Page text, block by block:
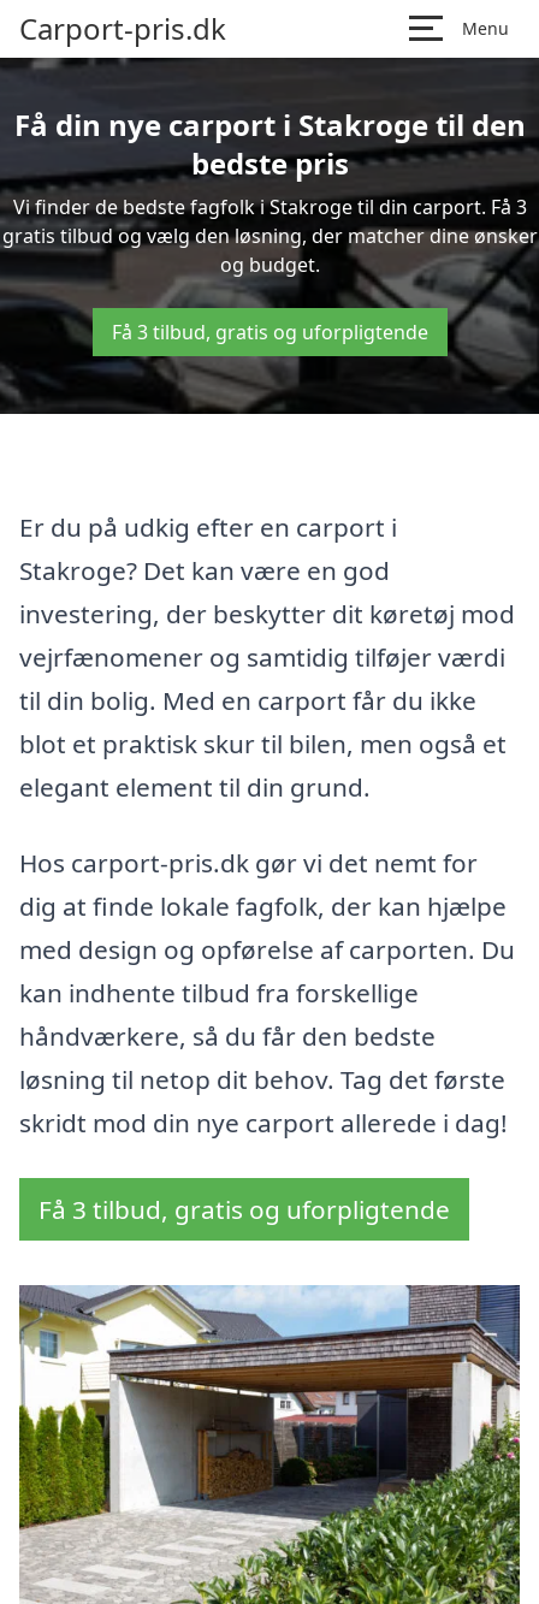
Carport-pris.dk Menu
Få din nye carport i Stakroge til den
bedste pris
Vi finder de bedste fagfolk i Stakroge til din carport. Få 3
gratis tilbud og vælg den løsning, der matcher dine ønsker
og budget.
Få 3 tilbud, gratis og uforpligtende
Er du på udkig efter en carport i
Stakroge? Det kan være en god
investering, der beskytter dit køretøj mod
vejrfænomener og samtidig tilføjer værdi
til din bolig. Med en carport får du ikke
blot et praktisk skur til bilen, men også et
elegant element til din grund.
Hos carport-pris.dk gør vi det nemt for
dig at finde lokale fagfolk, der kan hjælpe
med design og opførelse af carporten. Du
kan indhente tilbud fra forskellige
håndværkere, så du får den bedste
løsning til netop dit behov. Tag det første
skridt mod din nye carport allerede i dag!
Få 3 tilbud, gratis og uforpligtende